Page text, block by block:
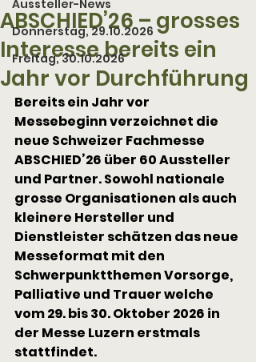
Aussteller-News
Donnerstag, 29.10.2026
Freitag, 30.10.2026
ABSCHIED’26 – grosses
Interesse bereits ein
Jahr vor Durchführung
Bereits ein Jahr vor
Messebeginn verzeichnet die
neue Schweizer Fachmesse
ABSCHIED’26 über 60 Aussteller
und Partner. Sowohl nationale
grosse Organisationen als auch
kleinere Hersteller und
Dienstleister schätzen das neue
Messeformat mit den
Schwerpunktthemen Vorsorge,
Palliative und Trauer welche
vom 29. bis 30. Oktober 2026 in
der Messe Luzern erstmals
stattfindet.